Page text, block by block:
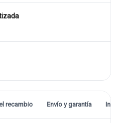
recambio Envío y garantía